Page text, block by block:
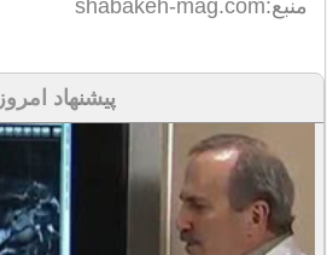
منبع:shabakeh-mag.com
پیشنهاد امروز